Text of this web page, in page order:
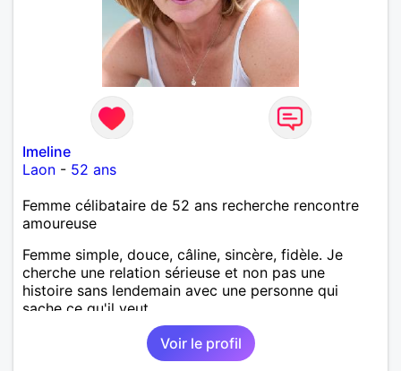
Imeline
Laon - 52 ans
Femme célibataire de 52 ans recherche rencontre
amoureuse
Femme simple, douce, câline, sincère, fidèle. Je
cherche une relation sérieuse et non pas une
histoire sans lendemain avec une personne qui
sache ce qu'il veut.
Voir le profil